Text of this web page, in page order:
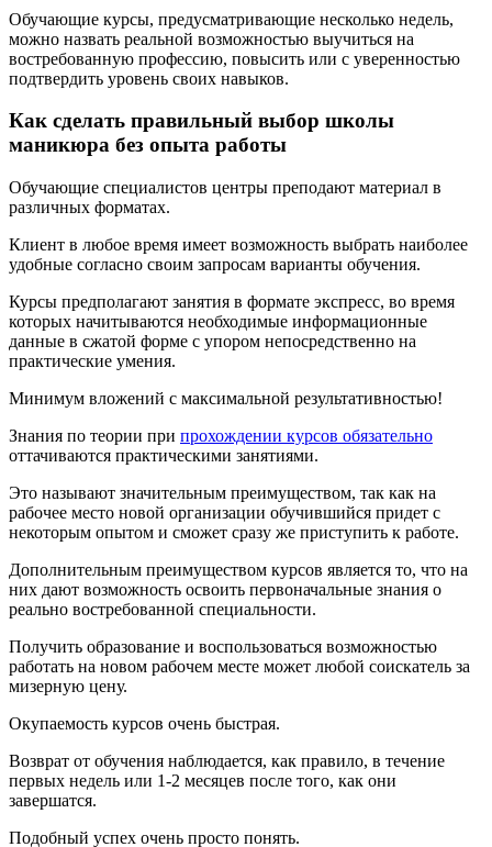
Обучающие курсы, предусматривающие несколько недель,
можно назвать реальной возможностью выучиться на
востребованную профессию, повысить или с уверенностью
подтвердить уровень своих навыков.
Как сделать правильный выбор школы
маникюра без опыта работы
Обучающие специалистов центры преподают материал в
различных форматах.
Клиент в любое время имеет возможность выбрать наиболее
удобные согласно своим запросам варианты обучения.
Курсы предполагают занятия в формате экспресс, во время
которых начитываются необходимые информационные
данные в сжатой форме с упором непосредственно на
практические умения.
Минимум вложений с максимальной результативностью!
Знания по теории при прохождении курсов обязательно
оттачиваются практическими занятиями.
Это называют значительным преимуществом, так как на
рабочее место новой организации обучившийся придет с
некоторым опытом и сможет сразу же приступить к работе.
Дополнительным преимуществом курсов является то, что на
них дают возможность освоить первоначальные знания о
реально востребованной специальности.
Получить образование и воспользоваться возможностью
работать на новом рабочем месте может любой соискатель за
мизерную цену.
Окупаемость курсов очень быстрая.
Возврат от обучения наблюдается, как правило, в течение
первых недель или 1-2 месяцев после того, как они
завершатся.
Подобный успех очень просто понять.